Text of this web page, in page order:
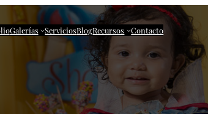
Galerías ServiciosBlogRecursos Contacto